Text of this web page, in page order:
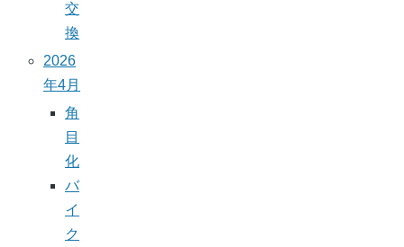
交
換
2026
年4月
角
目
化
バ
イ
ク